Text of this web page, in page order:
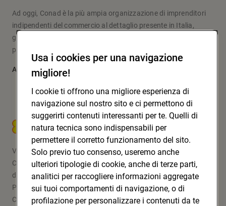
Ad oggi, Conad è la più ampia organizzazione di imprenditori
indipendenti del commercio al dettaglio presente in Italia,
grazie a un modello originale d’impresa e fare la spesa che
pone al centro le persone: i soci, i clienti, la comunità.
Approfondisci
CONAD SOC. COOP.
Via Michelino, 59 | 40127 BOLOGNA
Codice Fiscale e Registro Imprese
di Bologna 00865960157
PARTITA IVA 03320960374
CONAD SOC. COOP.
Usa i cookies per una navigazione
migliore!
I cookie ti offrono una migliore esperienza di
navigazione sul nostro sito e ci permettono di
suggerirti contenuti interessanti per te. Quelli di
natura tecnica sono indispensabili per
permettere il corretto funzionamento del sito.
Solo previo tuo consenso, useremo anche
ulteriori tipologie di cookie, anche di terze parti,
analitici per raccogliere informazioni aggregate
sui tuoi comportamenti di navigazione, o di
profilazione per personalizzare i contenuti da te